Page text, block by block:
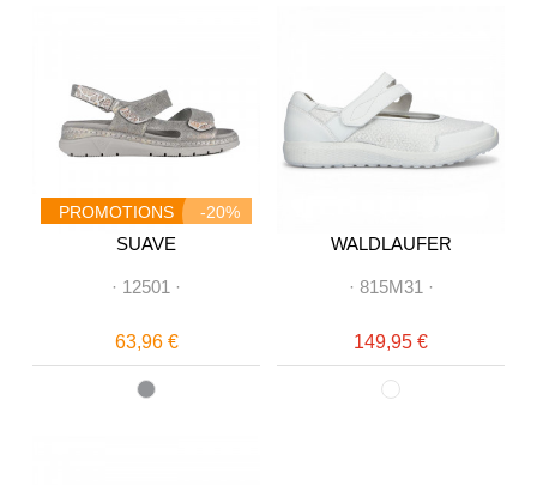
PROMOTIONS -20%
SUAVE
· 12501 ·
63,96 €
WALDLAUFER
· 815M31 ·
149,95 €